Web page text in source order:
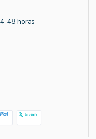
48 horas